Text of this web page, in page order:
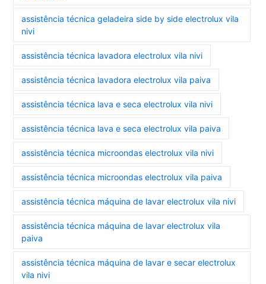
assistência técnica geladeira side by side electrolux vila
nivi
assistência técnica lavadora electrolux vila nivi
assistência técnica lavadora electrolux vila paiva
assistência técnica lava e seca electrolux vila nivi
assistência técnica lava e seca electrolux vila paiva
assistência técnica microondas electrolux vila nivi
assistência técnica microondas electrolux vila paiva
assistência técnica máquina de lavar electrolux vila nivi
assistência técnica máquina de lavar electrolux vila
paiva
assistência técnica máquina de lavar e secar electrolux
vila nivi